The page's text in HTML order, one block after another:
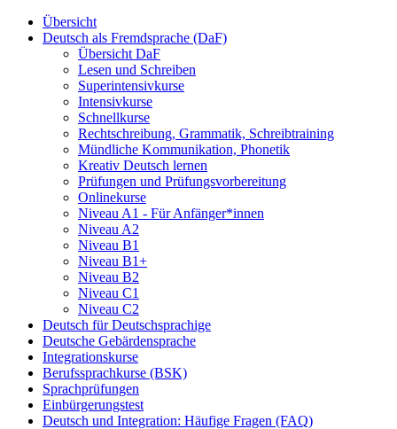
Übersicht
Deutsch als Fremdsprache (DaF)
Übersicht DaF
Lesen und Schreiben
Superintensivkurse
Intensivkurse
Schnellkurse
Rechtschreibung, Grammatik, Schreibtraining
Mündliche Kommunikation, Phonetik
Kreativ Deutsch lernen
Prüfungen und Prüfungsvorbereitung
Onlinekurse
Niveau A1 - Für Anfänger*innen
Niveau A2
Niveau B1
Niveau B1+
Niveau B2
Niveau C1
Niveau C2
Deutsch für Deutschsprachige
Deutsche Gebärdensprache
Integrationskurse
Berufssprachkurse (BSK)
Sprachprüfungen
Einbürgerungstest
Deutsch und Integration: Häufige Fragen (FAQ)